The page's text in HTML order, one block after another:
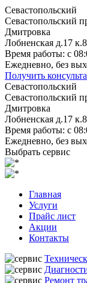
Севастопольский
Севастопольский
Дмитровка
Лобненская д.17 к.8
Время работы: с
Ежедневно, без
Получить
Севастопольский
Севастопольский
Дмитровка
Лобненская д.17 к.8
Время работы: с
Ежедневно, без
Выбрать сервис
Главная
Услуги
Прайс лист
Акции
Контакты
Ремонт